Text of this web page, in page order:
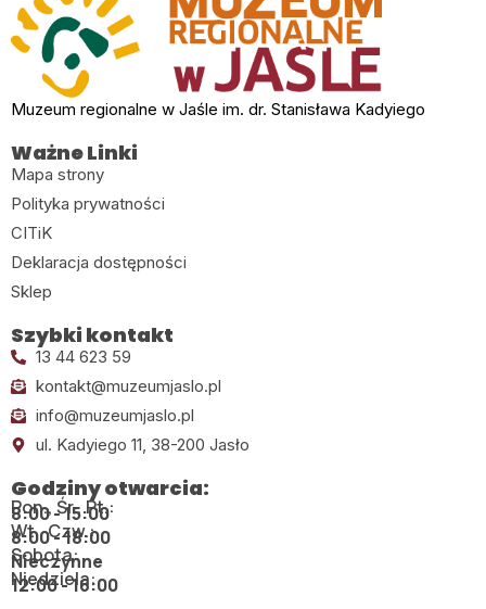
Muzeum regionalne w Jaśle im. dr. Stanisława Kadyiego
Ważne Linki
Mapa strony
Polityka prywatności
CITiK
Deklaracja dostępności
Sklep
Szybki kontakt
13 44 623 59
kontakt@muzeumjaslo.pl
info@muzeumjaslo.pl
ul. Kadyiego 11, 38-200 Jasło
Godziny otwarcia:
Pon., Śr., Pt.:
8:00 - 15:00
Wt., Czw.:
8:00 - 18:00
Sobota:
Nieczynne
Niedziela:
12:00 - 16:00